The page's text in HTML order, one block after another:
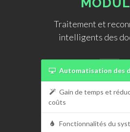
Traitement et
intelligents des
Automatisation des
Gain de temps et
coûts
Fonctionnalités du